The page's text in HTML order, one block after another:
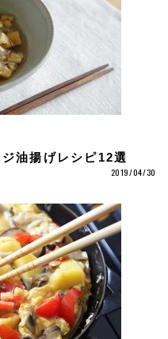
油揚げレシピ12選
2019/04/30